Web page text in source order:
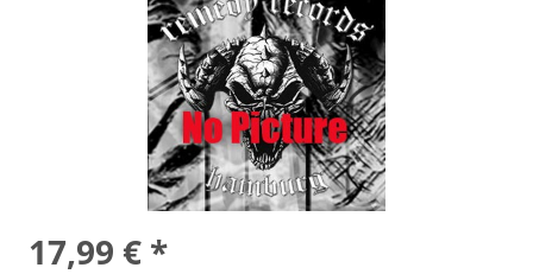
17,99 € *